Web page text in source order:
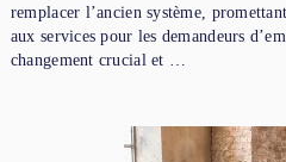
remplacer l’ancien système,
aux services pour les demandeurs
changement crucial et …